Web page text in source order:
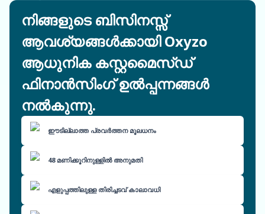
നിങ്ങളുടെ ബിസിനസ്സ്
ആവശ്യങ്ങൾക്കായി Oxyzo
ആധുനിക കസ്റ്റമൈസ്ഡ്
ഫിനാൻസിംഗ് ഉൽപ്പന്നങ്ങൾ
നൽകുന്നു.
ഈടില്ലാത്ത പ്രവർത്തന മൂലധനം
48 മണിക്കൂറിനുള്ളിൽ അനുമതി
എളുപ്പത്തിലുള്ള തിരിച്ചടവ് കാലാവധി